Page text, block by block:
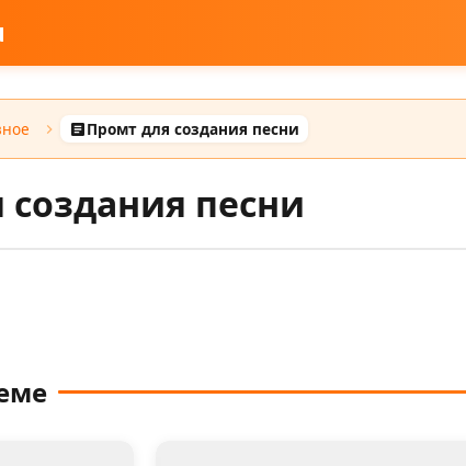
Промт для создания песни
песни